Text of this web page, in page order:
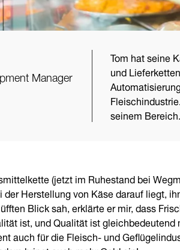
Manager
Tom hat seine
und
seinem Bereich.
(jetzt im Ruhestand bei
Herstellung von Käse darauf liegt,
Blick sah, erklärte er mir, dass
ist, und Qualität ist gleichbedeutend
auch für die Fleisch- und